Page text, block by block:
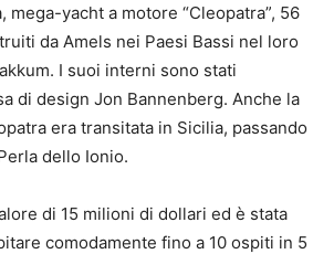
mega-yacht a motore “Cleopatra”, 56
da Amels nei Paesi Bassi nel loro
I suoi interni sono stati
di design Jon Bannenberg. Anche la
era transitata in Sicilia, passando
dello Ionio.
di 15 milioni di dollari ed è stata
comodamente fino a 10 ospiti in 5